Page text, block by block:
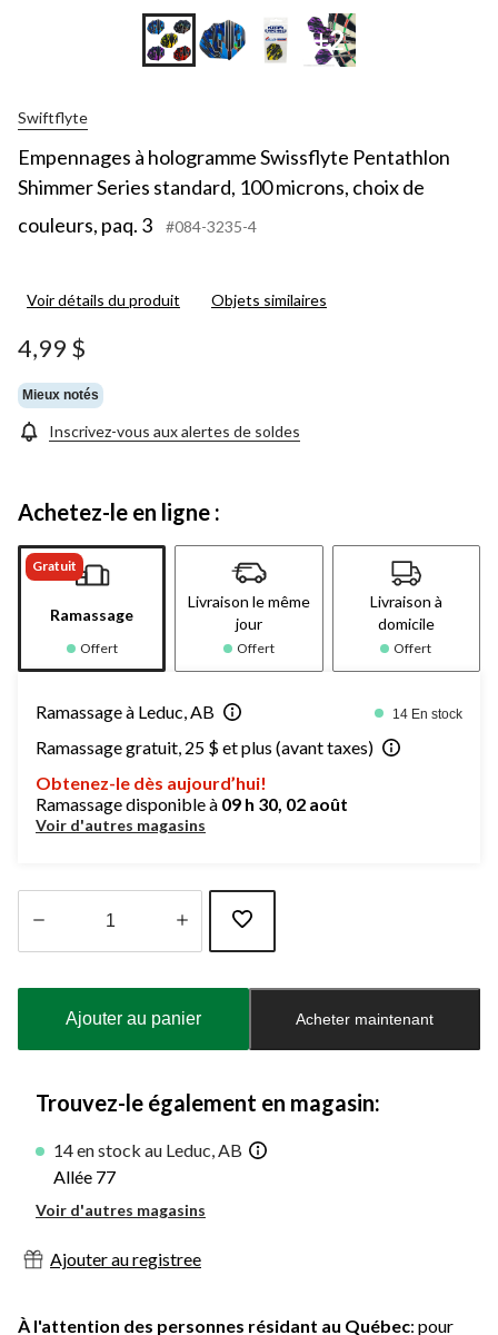
+2
Swiftflyte
Empennages à hologramme Swissflyte Pentathlon
Shimmer Series standard, 100 microns, choix de
couleurs, paq. 3
#084-3235-4
Voir détails du produit Objets similaires
4,99 $
Mieux notés
Inscrivez-vous aux alertes de soldes
Achetez-le en ligne :
Gratuit
Ramassage
Offert
Livraison le même
jour
Offert
Livraison à
domicile
Offert
Ramassage à Leduc, AB 14 En stock
Ramassage gratuit, 25 $ et plus (avant taxes)
Obtenez-le dès aujourd’hui!
Ramassage disponible à 09 h 30, 02 août
Voir d'autres magasins
à
Ajouter au panier Acheter maintenant
Trouvez-le également en magasin:
14 en stock au Leduc, AB
Allée 77
Voir d'autres magasins
Ajouter au registree
À l'attention des personnes résidant au Québec: pour